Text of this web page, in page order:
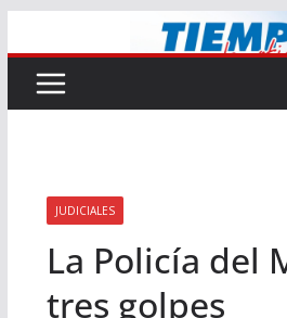
al
contenido
JUDICIALES
La Policía del
tres golpes